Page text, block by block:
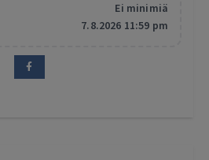
Ei minimiä
7.8.2026 11:59 pm